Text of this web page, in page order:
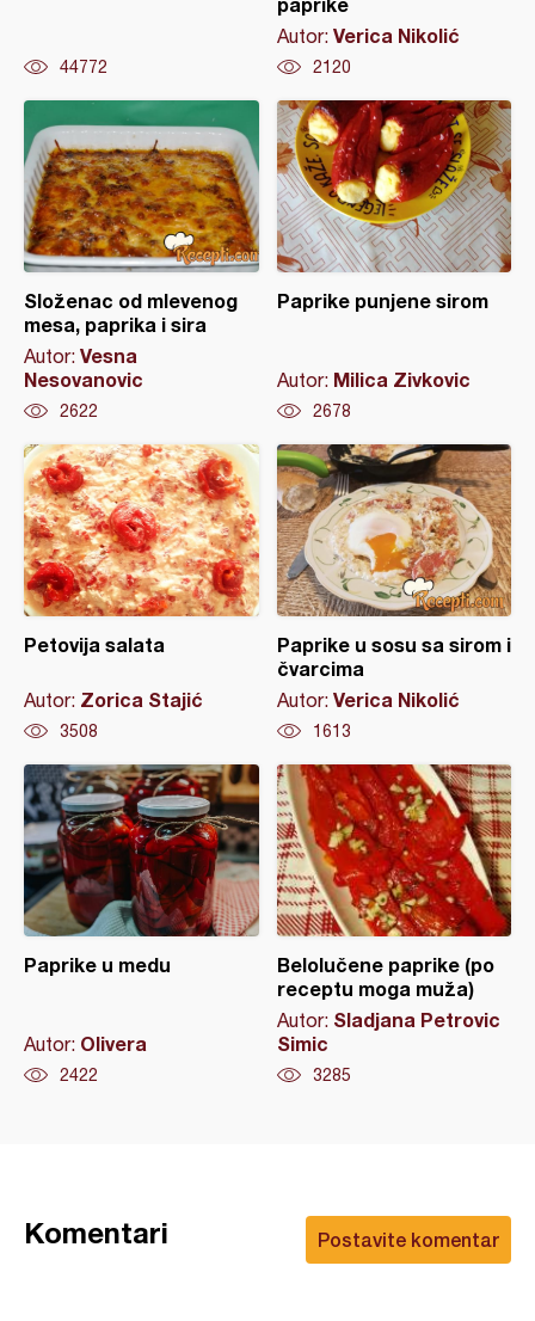
44772
Autor: Verica Nikolić
2120
Složenac od mlevenog
mesa, paprika i sira
Autor: Vesna
Nesovanovic
2622
Paprike punjene sirom
Autor: Milica Zivkovic
2678
Petovija salata
Autor: Zorica Stajić
3508
Paprike u sosu sa sirom i
čvarcima
Autor: Verica Nikolić
1613
Paprike u medu
Autor: Olivera
2422
Belolučene paprike (po
receptu moga muža)
Autor: Sladjana Petrovic
Simic
3285
Postavite komentar
Komentari